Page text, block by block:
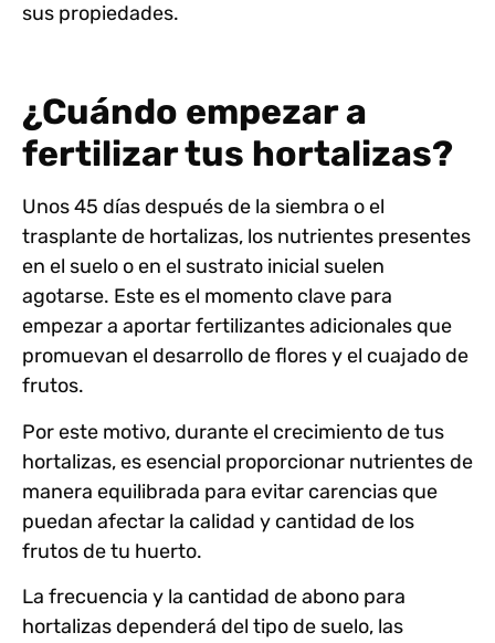
sus propiedades.
¿Cuándo empezar a
fertilizar tus hortalizas?
Unos 45 días después de la siembra o el
trasplante de hortalizas, los nutrientes presentes
en el suelo o en el sustrato inicial suelen
agotarse. Este es el momento clave para
empezar a aportar fertilizantes adicionales que
promuevan el desarrollo de flores y el cuajado de
frutos.
Por este motivo, durante el crecimiento de tus
hortalizas, es esencial proporcionar nutrientes de
manera equilibrada para evitar carencias que
puedan afectar la calidad y cantidad de los
frutos de tu huerto.
La frecuencia y la cantidad de abono para
hortalizasdependerá del tipo de suelo, las